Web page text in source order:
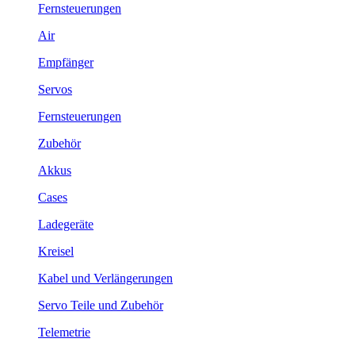
Fernsteuerungen
Air
Empfänger
Servos
Fernsteuerungen
Zubehör
Akkus
Cases
Ladegeräte
Kreisel
Kabel und Verlängerungen
Servo Teile und Zubehör
Telemetrie